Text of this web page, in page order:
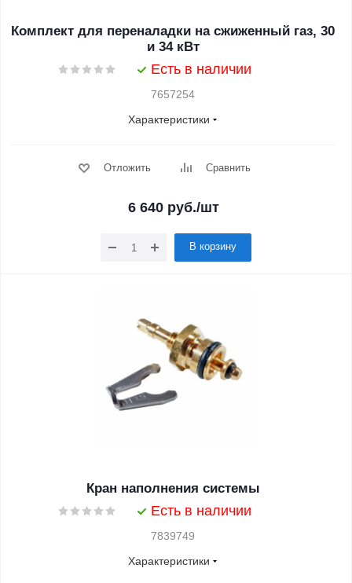
Комплект для переналадки на сжиженный газ, 30
и 34 кВт
Есть в наличии
7657254
Характеристики
Отложить Сравнить
6 640руб./шт
В корзину
Кран наполнения системы
Есть в наличии
7839749
Характеристики